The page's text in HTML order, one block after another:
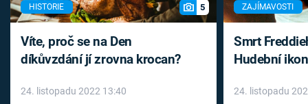
HISTORIE 5
Víte, proč se na Den
díkůvzdání jí zrovna krocan?
24. listopadu 2022 13:40
ZAJÍMAVOSTI
Smrt
Hudební
léky
24. listopadu